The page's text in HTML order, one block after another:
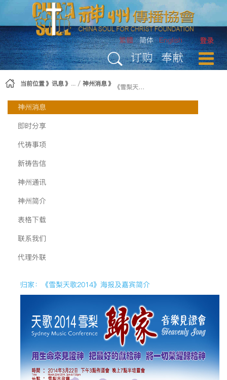
跳转到内容
登录
繁體 简体 English
订购 奉献
当前位置 讯息 神州消息 《雪梨天歌2014》圆满结束
神州消息
即时分享
代祷事项
新祷告信
神州通讯
神州简介
表格下载
联系我们
代理外联
归家：《雪梨天歌2014》海报及嘉宾简介